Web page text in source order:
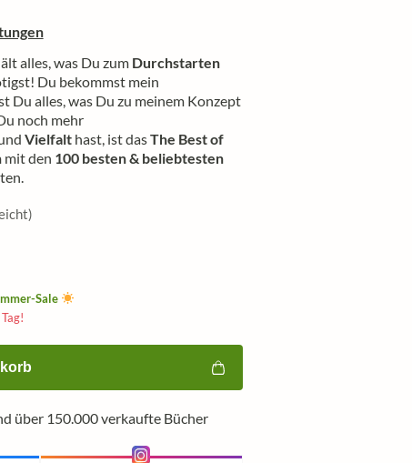
alles, was Du zum Durchstarten
Du bekommst mein
Du alles, was Du zu meinem Konzept
noch mehr
Vielfalt hast, ist dasThe Best of
mit den 100 besten & beliebtesten
Sale
über 150.000 verkaufte Bücher